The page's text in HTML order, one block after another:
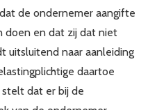
de ondernemer aangifte
doen en dat zij dat niet
uitsluitend naar aanleiding
daartoe
dat er bij de